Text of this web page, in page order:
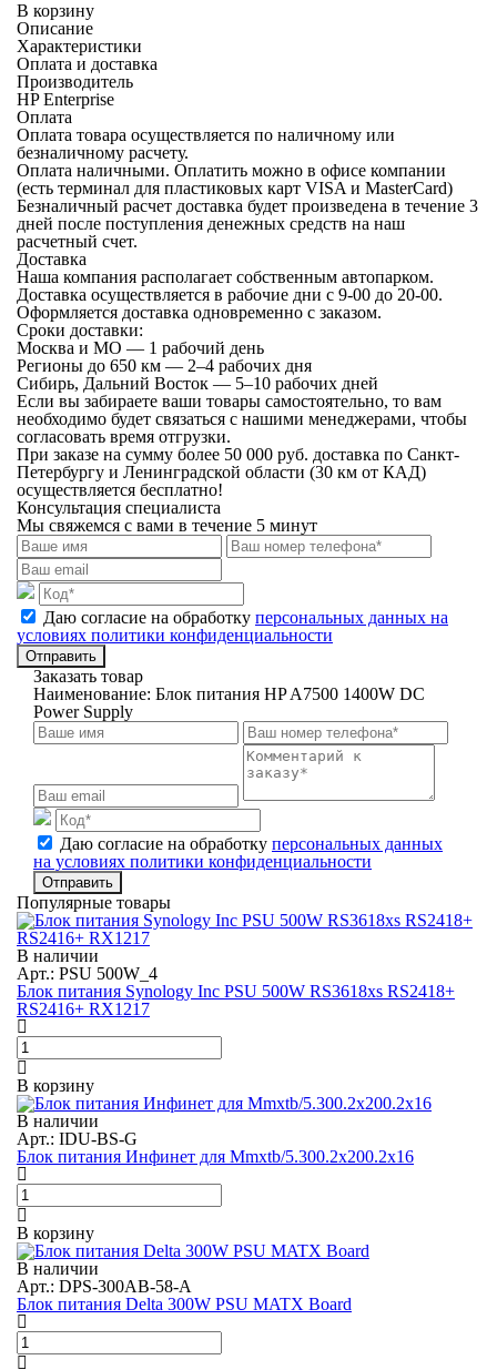
В корзину
Описание
Характеристики
Оплата и доставка
Производитель
HP Enterprise
Оплата
Оплата товара осуществляется по наличному или
безналичному расчету.
Оплата наличными. Оплатить можно в офисе компании
(есть терминал для пластиковых карт VISA и MasterCard)
Безналичный расчет доставка будет произведена в течение 3
дней после поступления денежных средств на наш
расчетный счет.
Доставка
Наша компания располагает собственным автопарком.
Доставка осуществляется в рабочие дни с 9-00 до 20-00.
Оформляется доставка одновременно с заказом.
Сроки доставки:
Москва и МО — 1 рабочий день
Регионы до 650 км — 2–4 рабочих дня
Сибирь, Дальний Восток — 5–10 рабочих дней
Если вы забираете ваши товары самостоятельно, то вам
необходимо будет связаться с нашими менеджерами, чтобы
согласовать время отгрузки.
При заказе на сумму более 50 000 руб. доставка по Санкт-
Петербургу и Ленинградской области (30 км от КАД)
осуществляется бесплатно!
Консультация специалиста
Мы свяжемся с вами в течение 5 минут
Даю согласие на обработку персональных данных на
условиях политики конфиденциальности
Отправить
Заказать товар
Наименование: Блок питания HP A7500 1400W DC
Power Supply
Даю согласие на обработку персональных данных
на условиях политики конфиденциальности
Отправить
Популярные товары
В наличии
Арт.: PSU 500W_4
Блок питания Synology Inc PSU 500W RS3618xs RS2418+
RS2416+ RX1217
В корзину
В наличии
Арт.: IDU-BS-G
Блок питания Инфинет для Mmxtb/5.300.2x200.2x16
В корзину
В наличии
Арт.: DPS-300AB-58-A
Блок питания Delta 300W PSU MATX Board